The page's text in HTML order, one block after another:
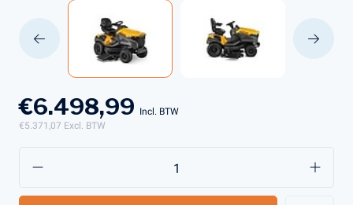
€6.498,99 Incl. BTW
€5.371,07 Excl. BTW